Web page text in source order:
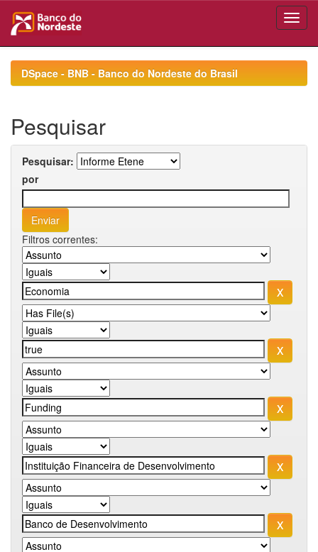
navigationDSpace - BNB - Banco do Nordeste do Brasil
Pesquisar
Pesquisar:
por
Filtros correntes: